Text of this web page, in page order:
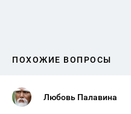
ПОХОЖИЕ ВОПРОСЫ
Любовь Палавина